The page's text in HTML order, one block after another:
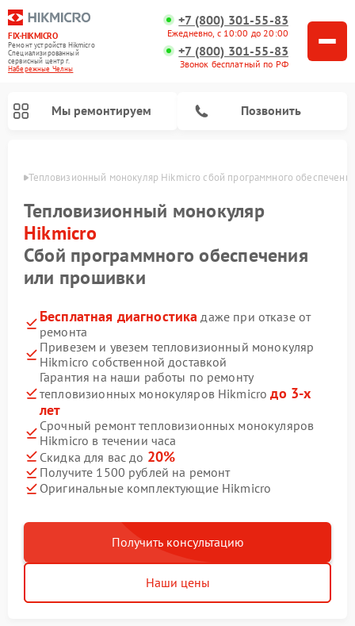
FIX-HIKMICRO
Ремонт устройств Hikmicro
Специализированный
cервисный центр г.
Набережные Челны
+7 (800) 301-55-83
Ежедневно, с 10:00 до 20:00
+7 (800) 301-55-83
Звонок бесплатный по РФ
Мы ремонтируем Позвонить
Тепловизионный монокуляр Hikmicro сбой программного
Тепловизионный монокуляр
Hikmicro
Сбой программного обеспечения
или прошивки
Бесплатная диагностика даже при отказе от
ремонта
Привезем и увезем тепловизионный монокуляр
Hikmicro собственной доставкой
Гарантия на наши работы по ремонту
тепловизионных монокуляров Hikmicroдо 3-х
лет
Срочный ремонт тепловизионных монокуляров
Hikmicro в течении часа
Скидка для вас до 20%
Получите 1500 рублей на ремонт
Оригинальные комплектующие Hikmicro
Получить консультацию
Наши цены